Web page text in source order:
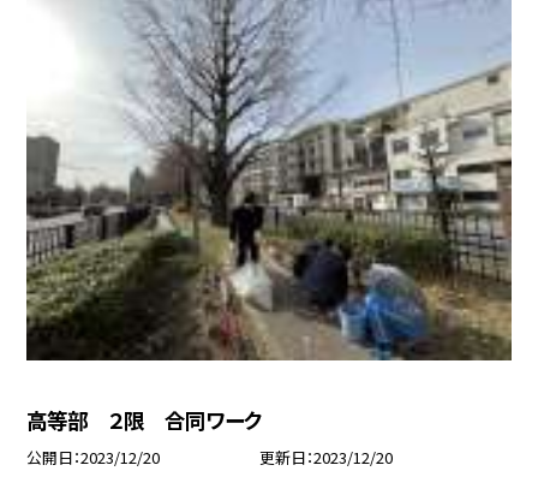
高等部 ２限 合同ワーク
公開日 2023/12/20 更新日 2023/12/20